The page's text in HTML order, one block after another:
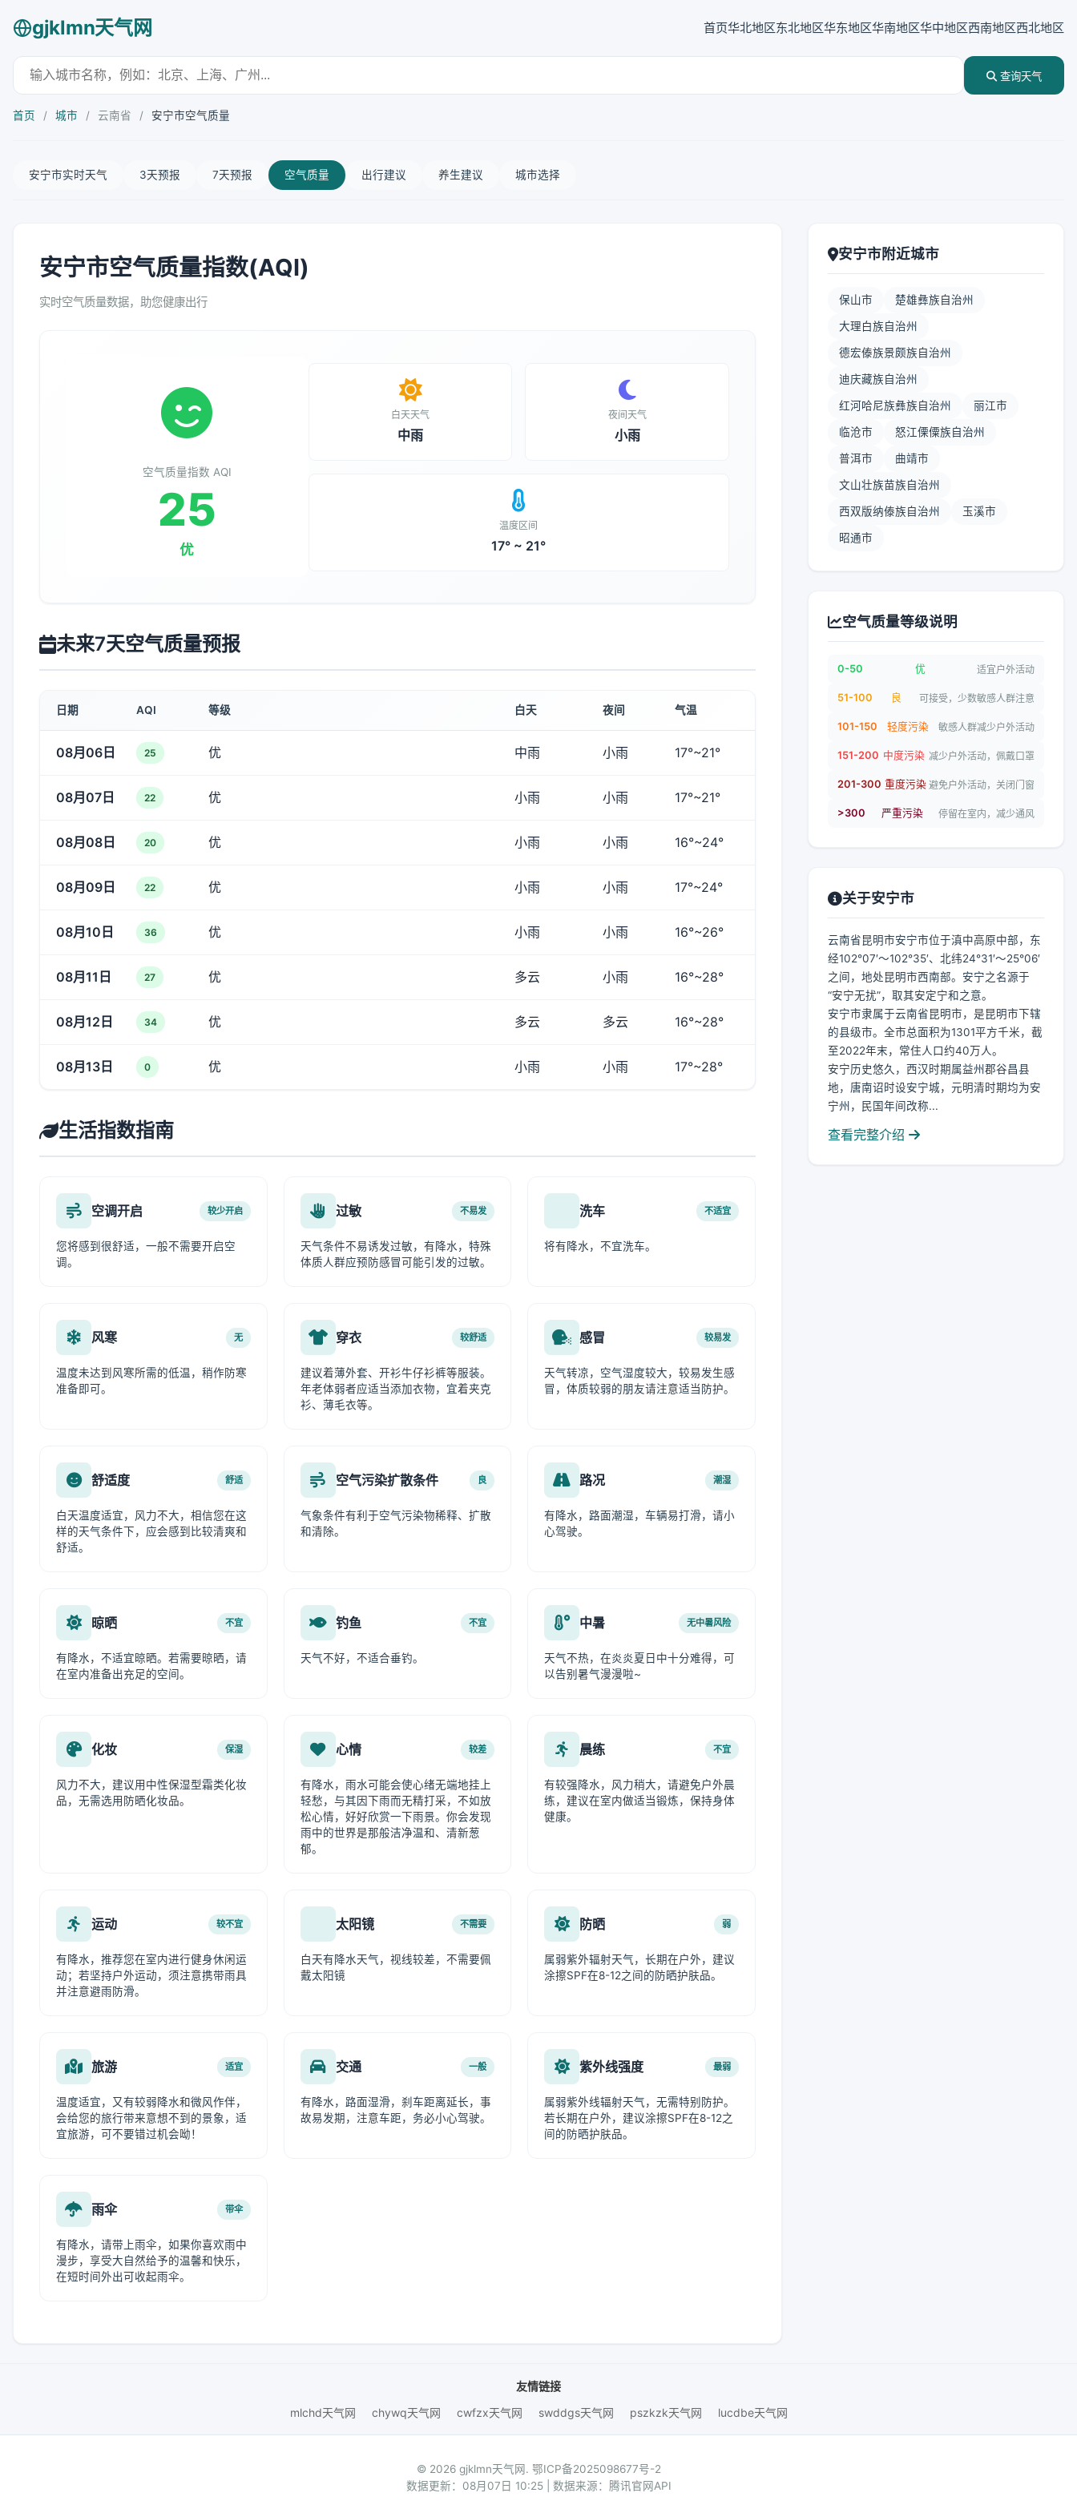
gjklmn天气网 首页华北地区东北地区华东地区华南地区华中地区西南地区西北地区
查询天气
首页 / 城市 / 云南省 / 安宁市空气质量
安宁市实时天气 3天预报 7天预报 空气质量 出行建议 养生建议 城市选择
安宁市空气质量指数(AQI)
实时空气质量数据，助您健康出行
空气质量指数 AQI
25
优
白天天气
中雨
夜间天气
小雨
温度区间
17° ~ 21°
未来7天空气质量预报
日期 AQI 等级 白天 夜间 气温
08月06日 25 优 中雨 小雨 17°~21°
08月07日 22 优 小雨 小雨 17°~21°
08月08日 20 优 小雨 小雨 16°~24°
08月09日 22 优 小雨 小雨 17°~24°
08月10日 36 优 小雨 小雨 16°~26°
08月11日 27 优 多云 小雨 16°~28°
08月12日 34 优 多云 多云 16°~28°
08月13日 0 优 小雨 小雨 17°~28°
生活指数指南
空调开启 较少开启
您将感到很舒适，一般不需要开启空
调。
过敏 不易发
天气条件不易诱发过敏，有降水，特殊
体质人群应预防感冒可能引发的过敏。
洗车 不适宜
将有降水，不宜洗车。
风寒 无
温度未达到风寒所需的低温，稍作防寒
准备即可。
穿衣 较舒适
建议着薄外套、开衫牛仔衫裤等服装。
年老体弱者应适当添加衣物，宜着夹克
衫、薄毛衣等。
感冒 较易发
天气转凉，空气湿度较大，较易发生感
冒，体质较弱的朋友请注意适当防护。
舒适度 舒适
白天温度适宜，风力不大，相信您在这
样的天气条件下，应会感到比较清爽和
舒适。
空气污染扩散条件 良
气象条件有利于空气污染物稀释、扩散
和清除。
路况 潮湿
有降水，路面潮湿，车辆易打滑，请小
心驾驶。
晾晒 不宜
有降水，不适宜晾晒。若需要晾晒，请
在室内准备出充足的空间。
钓鱼 不宜
天气不好，不适合垂钓。
中暑 无中暑风险
天气不热，在炎炎夏日中十分难得，可
以告别暑气漫漫啦~
化妆 保湿
风力不大，建议用中性保湿型霜类化妆
品，无需选用防晒化妆品。
心情 较差
有降水，雨水可能会使心绪无端地挂上
轻愁，与其因下雨而无精打采，不如放
松心情，好好欣赏一下雨景。你会发现
雨中的世界是那般洁净温和、清新葱
郁。
晨练 不宜
有较强降水，风力稍大，请避免户外晨
练，建议在室内做适当锻炼，保持身体
健康。
运动 较不宜
有降水，推荐您在室内进行健身休闲运
动；若坚持户外运动，须注意携带雨具
并注意避雨防滑。
太阳镜 不需要
白天有降水天气，视线较差，不需要佩
戴太阳镜
防晒 弱
属弱紫外辐射天气，长期在户外，建议
涂擦SPF在8-12之间的防晒护肤品。
旅游 适宜
温度适宜，又有较弱降水和微风作伴，
会给您的旅行带来意想不到的景象，适
宜旅游，可不要错过机会呦！
交通 一般
有降水，路面湿滑，刹车距离延长，事
故易发期，注意车距，务必小心驾驶。
紫外线强度 最弱
属弱紫外线辐射天气，无需特别防护。
若长期在户外，建议涂擦SPF在8-12之
间的防晒护肤品。
雨伞 带伞
有降水，请带上雨伞，如果你喜欢雨中
漫步，享受大自然给予的温馨和快乐，
在短时间外出可收起雨伞。
安宁市附近城市
保山市 楚雄彝族自治州
大理白族自治州
德宏傣族景颇族自治州
迪庆藏族自治州
红河哈尼族彝族自治州 丽江市
临沧市 怒江傈僳族自治州
普洱市 曲靖市
文山壮族苗族自治州
西双版纳傣族自治州 玉溪市
昭通市
空气质量等级说明
0-50 优 适宜户外活动
51-100 良 可接受，少数敏感人群注意
101-150 轻度污染 敏感人群减少户外活动
151-200 中度污染 减少户外活动，佩戴口罩
201-300 重度污染 避免户外活动，关闭门窗
>300 严重污染 停留在室内，减少通风
关于安宁市
云南省昆明市安宁市位于滇中高原中部，东
经102°07′～102°35′、北纬24°31′～25°06′
之间，地处昆明市西南部。安宁之名源于
“安宁无扰”，取其安定宁和之意。
安宁市隶属于云南省昆明市，是昆明市下辖
的县级市。全市总面积为1301平方千米，截
至2022年末，常住人口约40万人。
安宁历史悠久，西汉时期属益州郡谷昌县
地，唐南诏时设安宁城，元明清时期均为安
宁州，民国年间改称...
查看完整介绍
友情链接
mlchd天气网
chywq天气网 cwfzx天气网 swddgs天气网 pszkzk天气网 lucdbe天气网
© 2026 gjklmn天气网. 鄂ICP备2025098677号-2
数据更新：08月07日 10:25 | 数据来源：腾讯官网API